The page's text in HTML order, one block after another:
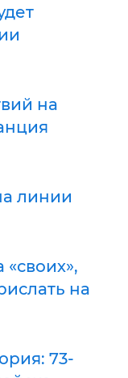
на
линии
«своих»,
на
73-